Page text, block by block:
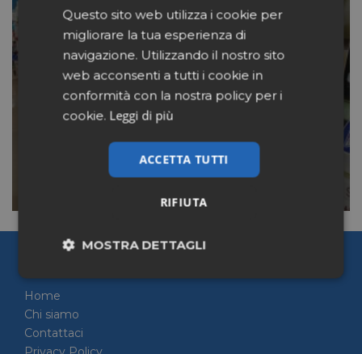
IL GLUTEN FREE VALE
ORMAI 320 MILIONI
GRAZIE ANCHE AI CELIACI
“PER MODA”
LEGGI
Pharmacy Scanner
Home
Chi siamo
Contattaci
Questo sito web utilizza i cookie per
migliorare la tua esperienza di
navigazione. Utilizzando il nostro sito
web acconsenti a tutti i cookie in
conformità con la nostra policy per i
cookie. Leggi di più
ACCETTA TUTTI
RIFIUTA
MOSTRA DETTAGLI
Necessari Marketing